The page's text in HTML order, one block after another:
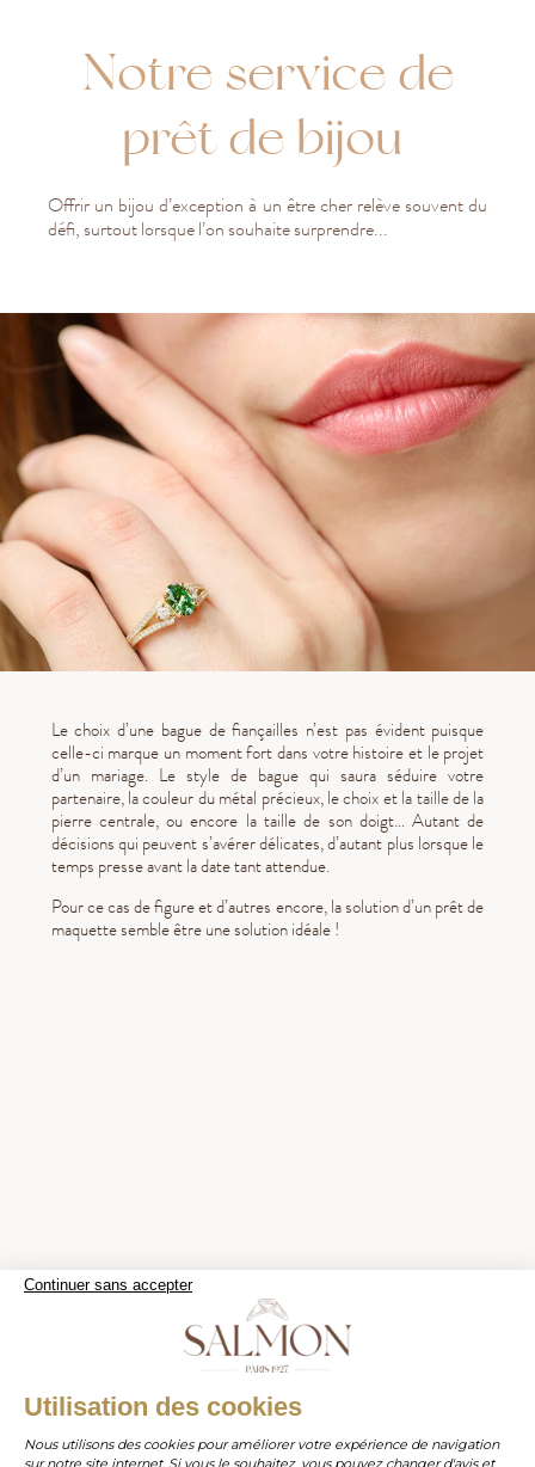
Continuer sans accepter
Utilisation des cookies
Nous utilisons des cookies pour améliorer votre expérience de navigation
sur notre site internet. Si vous le souhaitez, vous pouvez changer d'avis et
WHATSAPP
Notre service de
prêt de bijou
Offrir un bijou d’exception à un être cher relève souvent du
défi, surtout lorsque l’on souhaite surprendre...
Le choix d’une bague de fiançailles n’est pas évident puisque
celle-ci marque un moment fort dans votre histoire et le projet
d’un mariage. Le style de bague qui saura séduire votre
partenaire, la couleur du métal précieux, le choix et la taille de la
pierre centrale, ou encore la taille de son doigt… Autant de
décisions qui peuvent s’avérer délicates, d’autant plus lorsque le
temps presse avant la date tant attendue.
Pour ce cas de figure et d’autres encore, la solution d’un prêt de
maquette semble être une solution idéale !